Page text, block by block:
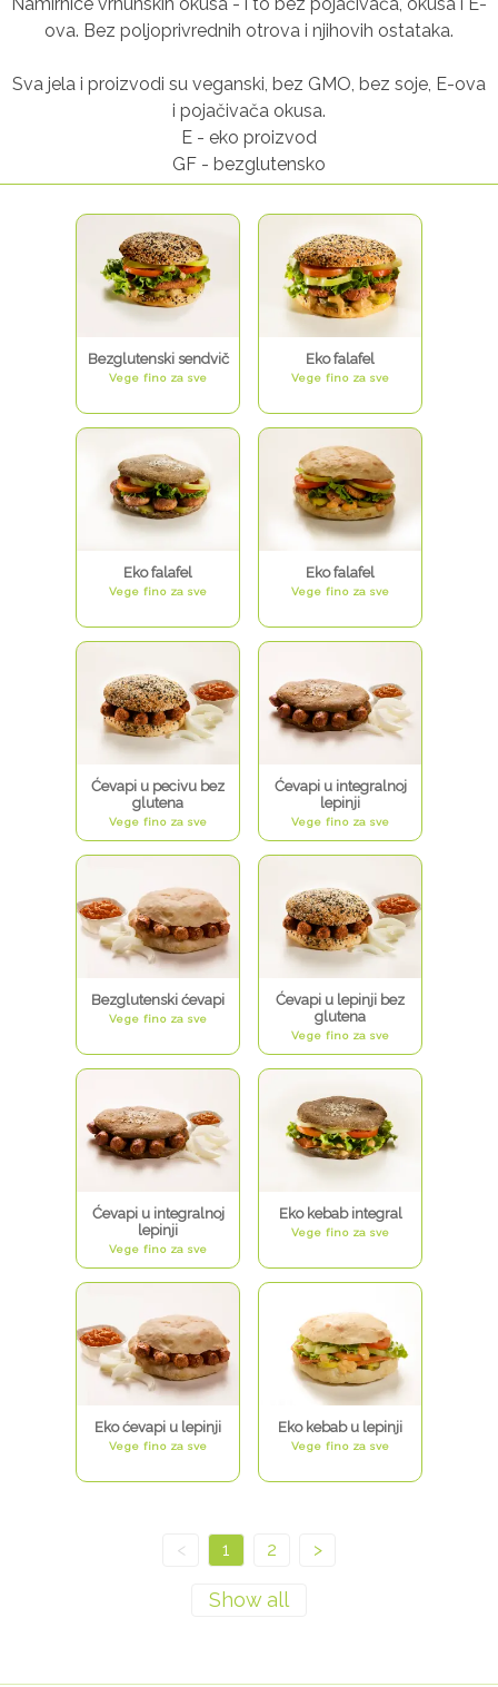
Namirnice vrhunskih okusa - i to bez pojačivača, okusa i E-
ova. Bez poljoprivrednih otrova i njihovih ostataka.
Sva jela i proizvodi su veganski, bez GMO, bez soje, E-ova
i pojačivača okusa.
E - eko proizvod
GF - bezglutensko
Bezglutenski sendvič
Vege fino za sve
Eko falafel
Vege fino za sve
Eko falafel
Vege fino za sve
Eko falafel
Vege fino za sve
Ćevapi u pecivu bez
glutena
Vege fino za sve
Ćevapi u integralnoj
lepinji
Vege fino za sve
Bezglutenski ćevapi
Vege fino za sve
Ćevapi u lepinji bez
glutena
Vege fino za sve
Ćevapi u integralnoj
lepinji
Vege fino za sve
Eko kebab integral
Vege fino za sve
Eko ćevapi u lepinji
Vege fino za sve
Eko kebab u lepinji
Vege fino za sve
< 1 2 >